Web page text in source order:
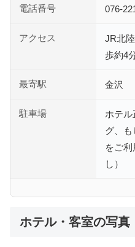
電話番号 076-
アクセス
JR北
歩約4
最寄駅 金沢
駐車場
ホテ
グ、
をご
し）
ホテル・客室の写真